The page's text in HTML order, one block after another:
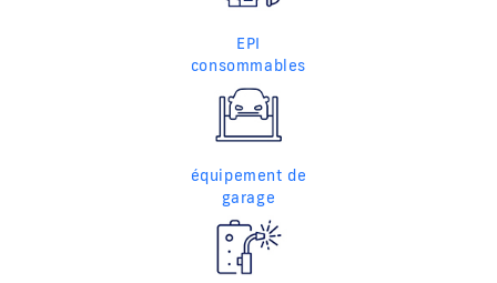
EPI
consommables
équipement de
garage